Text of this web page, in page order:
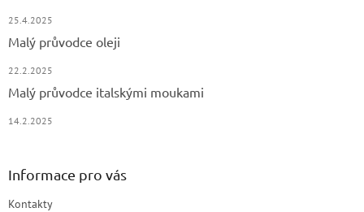
25.4.2025
Malý průvodce oleji
22.2.2025
Malý průvodce italskými moukami
14.2.2025
Informace pro vás
Kontakty